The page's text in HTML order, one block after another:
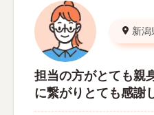
新潟
担当の方がとても親
に繋がりとても感謝